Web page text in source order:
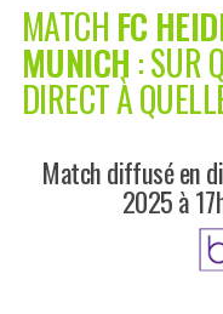
MATCH FC
MUNICH : SUR
DIRECT À
Match diffusé en
2025 à